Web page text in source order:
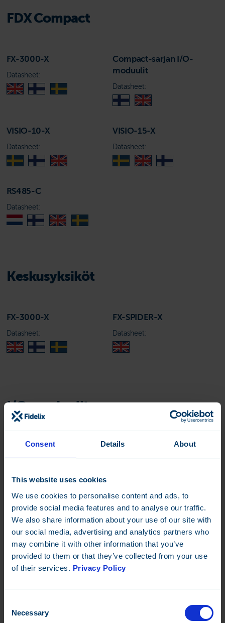
Consent Details About
This website uses cookies
We use cookies to personalise content and ads, to
provide social media features and to analyse our traffic.
We also share information about your use of our site with
our social media, advertising and analytics partners who
may combine it with other information that you’ve
provided to them or that they’ve collected from your use
of their services. Privacy Policy
Selection
Necessary
FDX Compact
FX-3000-X
Datasheet:
Compact-sarjan I/O-
moduulit
Datasheet:
VISIO-10-X
Datasheet:
VISIO-15-X
Datasheet:
RS485-C
Datasheet:
Keskusyksiköt
FX-3000-X
Datasheet:
FX-SPIDER-X
Datasheet:
I/O-moduulit
DI-16 DO-8
COMBI-36 AI-8-C